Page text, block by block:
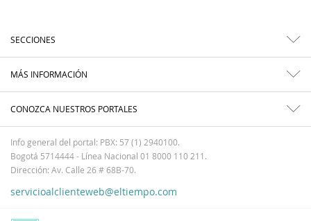
SECCIONES
MÁS INFORMACIÓN
CONOZCA NUESTROS PORTALES
Info general del portal: PBX: 57 (1) 2940100.
Bogotá 5714444 - Línea Nacional 01 8000 110 211.
Dirección: Av. Calle 26 # 68B-70.
servicioalclienteweb@eltiempo.com